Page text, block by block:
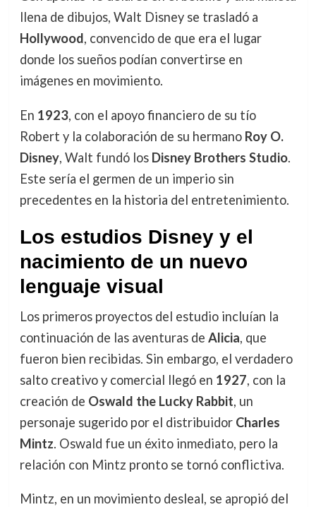
llena de dibujos, Walt Disney se trasladó a
Hollywood, convencido de que era el lugar
donde los sueños podían convertirse en
imágenes en movimiento.
En 1923, con el apoyo financiero de su tío
Robert y la colaboración de su hermano Roy O.
Disney, Walt fundó los Disney Brothers Studio.
Este sería el germen de un imperio sin
precedentes en la historia del entretenimiento.
Los estudios Disney y el
nacimiento de un nuevo
lenguaje visual
Los primeros proyectos del estudio incluían la
continuación de las aventuras de Alicia, que
fueron bien recibidas. Sin embargo, el verdadero
salto creativo y comercial llegó en 1927, con la
creación de Oswald the Lucky Rabbit, un
personaje sugerido por el distribuidor Charles
Mintz. Oswald fue un éxito inmediato, pero la
relación con Mintz pronto se tornó conflictiva.
Mintz, en un movimiento desleal, se apropió del